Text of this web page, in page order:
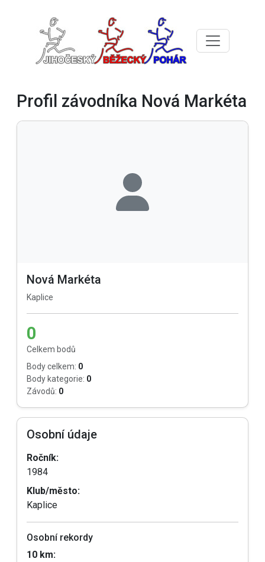
Profil závodníka Nová Markéta
Nová Markéta
Kaplice
0
Celkem bodů
Body celkem: 0
Body kategorie: 0
Závodů: 0
Osobní údaje
Ročník:
1984
Klub/město:
Kaplice
Osobní rekordy
10 km: